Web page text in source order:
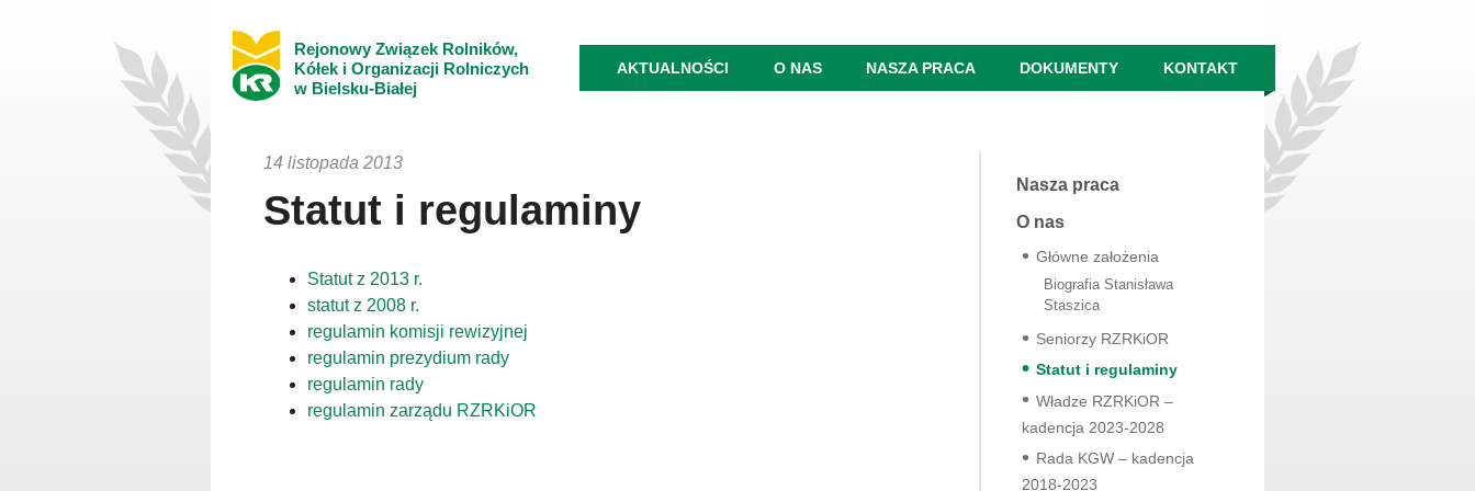
Rejonowy Związek Rolników,
Kółek i Organizacji Rolniczych
w Bielsku-Białej
AKTUALNOŚCI O NAS NASZA PRACA DOKUMENTY KONTAKT
Nasza praca
O nas
Główne założenia
Biografia Stanisława
Staszica
Seniorzy RZRKiOR
Statut i regulaminy
Władze RZRKiOR –
kadencja 2023-2028
Rada KGW – kadencja
2018-2023
14 listopada 2013
Statut i regulaminy
Statut z 2013 r.
statut z 2008 r.
regulamin komisji rewizyjnej
regulamin prezydium rady
regulamin rady
regulamin zarządu RZRKiOR